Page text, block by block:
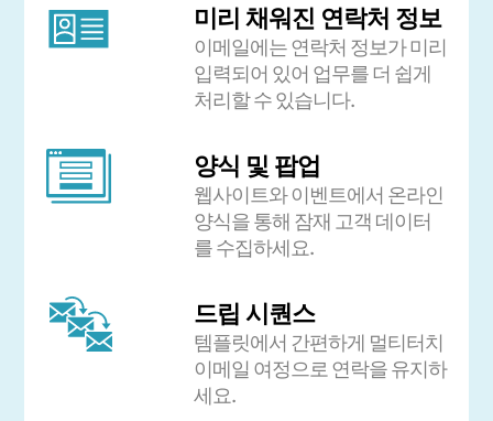
미리 채워진 연락처 정보
이메일에는 연락처 정보가 미리
입력되어 있어 업무를 더 쉽게
처리할 수 있습니다.
양식 및 팝업
웹사이트와 이벤트에서 온라인
양식을 통해 잠재 고객 데이터
를 수집하세요.
드립 시퀀스
템플릿에서 간편하게 멀티터치
이메일 여정으로 연락을 유지하
세요.